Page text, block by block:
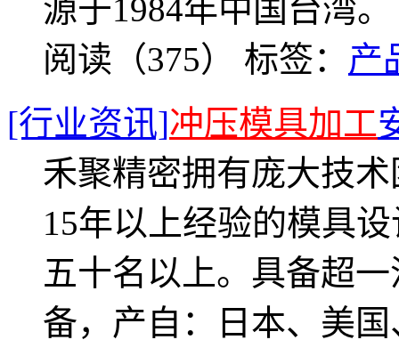
源于1984年中国台湾。
阅读（375） 标签： 产
[行业资讯]冲压模具加工
禾聚精密拥有庞大技
15年以上经验的模具
五十名以上。具备超
备，产自：日本、美